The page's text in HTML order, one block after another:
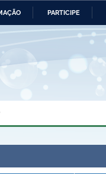
PARTICIPE
Ministério da Economia
e dos Direitos Humanos
Planalto